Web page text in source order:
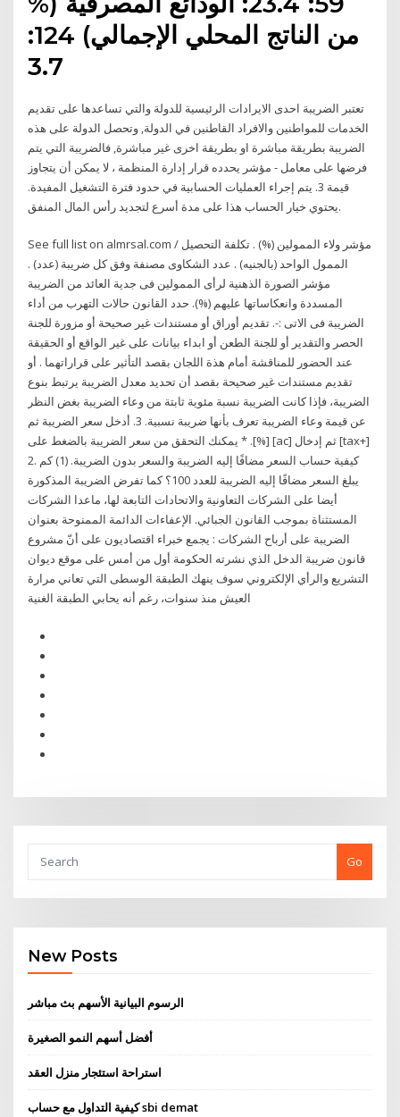
من الناتج المحلي الإجمالي) 124:
3.7
تعتبر الضريبة احدى الايرادات الرئيسية للدولة والتي تساعدها على تقديم
الخدمات للمواطنين والافراد القاطنين في الدولة, وتحصل الدولة على هذه
الضريبة بطريقة مباشرة او بطريقة اخرى غير مباشرة, فالضريبة التي يتم
فرضها على معامل - مؤشر يحدده قرار إدارة المنظمة ، لا يمكن أن يتجاوز
قيمة 3. يتم إجراء العمليات الحسابية في حدود فترة التشغيل المفيدة.
يحتوي خيار الحساب هذا على مدة أسرع لتجديد رأس المال المنفق.
See full list on almrsal.com مؤشر ولاء الممولين (%) . تكلفة التحصيل /
الممول الواحد (بالجنيه) . عدد الشكاوى مصنفة وفق كل ضريبة (عدد) .
مؤشر الصورة الذهنية لرأى الممولين فى جدية العائد من الضريبة
المسددة وانعكاساتها عليهم (%). حدد القانون حالات التهرب من أداء
الضريبة فى الاتى :-. تقديم أوراق أو مستندات غير صحيحة أو مزورة للجنة
الحصر والتقدير أو للجنة الطعن أو ابداء بيانات على غير الواقع أو الحقيقة
عند الحضور للمناقشة أمام هذة اللجان بقصد التأثير على قراراتهما . أو
تقديم مستندات غير صحيحة بقصد أن تحديد معدل الضريبة يرتبط بنوع
الضريبة، فإذا كانت الضريبة نسبة مئوية ثابتة من وعاء الضريبة بغض النظر
عن قيمة وعاء الضريبة تعرف بأنها ضريبة نسبية. 3. أدخل سعر الضريبة ثم
[%]. * يمكنك التحقق من سعر الضريبة بالضغط على [ac] ثم إدخال [tax+‎]
2. كيفية حساب السعر مضافًا إليه الضريبة والسعر بدون الضريبة. ‏(1) كم
يبلغ السعر مضافًا إليه الضريبة للعدد 100؟ كما تفرض الضريبة المذكورة
أيضا على الشركات التعاونية والاتحادات التابعة لها، ماعدا الشركات
المستثناة بموجب القانون الجبائي. الإعفاءات الدائمة الممنوحة بعنوان
الضريبة على أرباح الشركات : يجمع خبراء اقتصاديون على أنّ مشروع
قانون ضريبة الدخل الذي نشرته الحكومة أول من أمس على موقع ديوان
التشريع والرأي الإلكتروني سوف ينهك الطبقة الوسطى التي تعاني مرارة
العيش منذ سنوات، رغم أنه يحابي الطبقة الغنية
Go
New Posts
الرسوم البيانية الأسهم بث مباشر
أفضل أسهم النمو الصغيرة
استراحة استئجار منزل العقد
كيفية التداول مع حساب sbi demat